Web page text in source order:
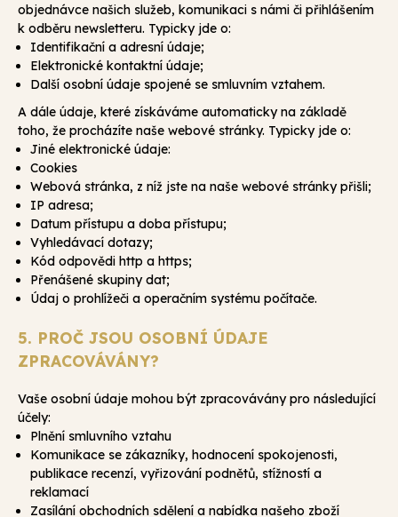
objednávce našich služeb, komunikaci s námi či přihlášením
k odběru newsletteru. Typicky jde o:
Identifikační a adresní údaje;
Elektronické kontaktní údaje;
Další osobní údaje spojené se smluvním vztahem.
A dále údaje, které získáváme automaticky na základě
toho, že procházíte naše webové stránky. Typicky jde o:
Jiné elektronické údaje:
Cookies
Webová stránka, z níž jste na naše webové stránky přišli;
IP adresa;
Datum přístupu a doba přístupu;
Vyhledávací dotazy;
Kód odpovědi http a https;
Přenášené skupiny dat;
Údaj o prohlížeči a operačním systému počítače.
5. PROČ JSOU OSOBNÍ ÚDAJE
ZPRACOVÁVÁNY?
Vaše osobní údaje mohou být zpracovávány pro následující
účely:
Plnění smluvního vztahu
Komunikace se zákazníky, hodnocení spokojenosti,
publikace recenzí, vyřizování podnětů, stížností a
reklamací
Zasílání obchodních sdělení a nabídka našeho zboží